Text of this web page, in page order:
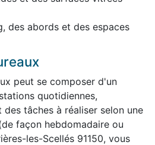
des abords et des espaces
peut se composer d'un
quotidiennes,
tâches à réaliser selon une
façon hebdomadaire ou
les-Scellés 91150, vous